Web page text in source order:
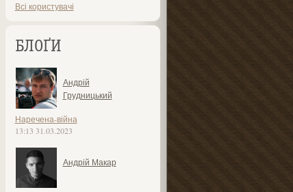
Всі користувачі
БЛОҐИ
Андрій
Грудницький
Наречена-війна
13:13 31.03.2023
Андрій Макар